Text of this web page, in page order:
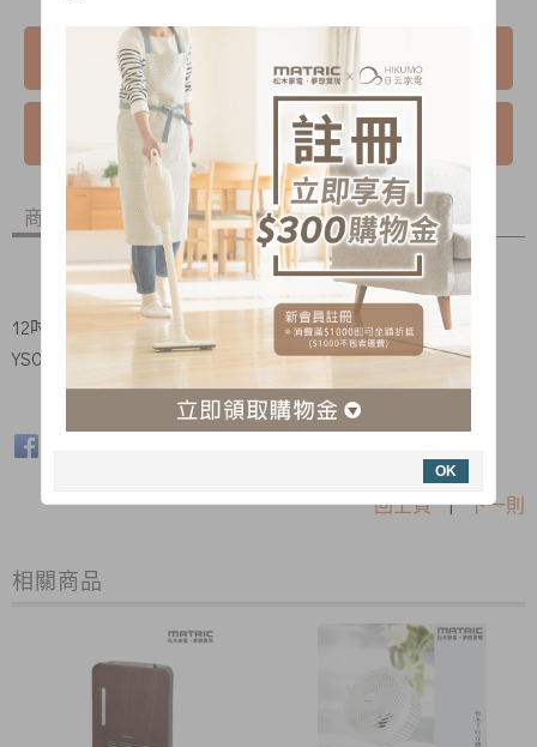
我要詢問
商品內容 商品討論
12吋DC直流桌立扇MG-DF1230R /專屬扇葉(S105-
YS061ACM-003 )
回上頁|下一則
相關商品
OK